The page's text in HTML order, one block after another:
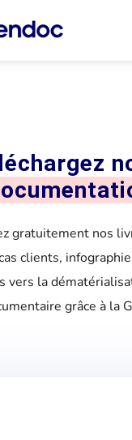
gratuitement nos
clients,
vers la
grâce à la
cookies